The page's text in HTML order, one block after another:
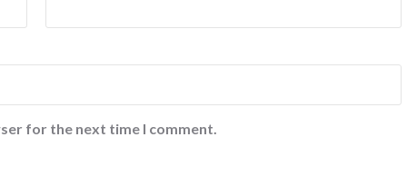
for the next time I comment.